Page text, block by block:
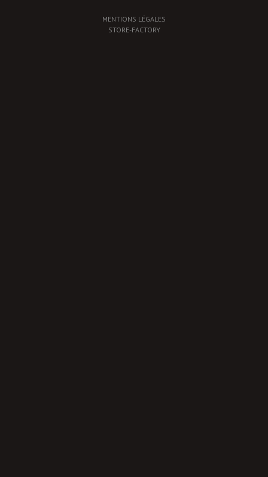
MENTIONS LÉGALES
STORE-FACTORY